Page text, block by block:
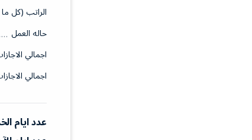
الراتب (كل
حاله العمل
اجمالي
اجمالي
عدد ايام